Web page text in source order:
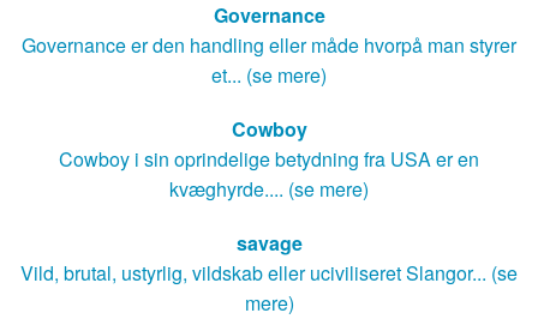
Governance
Governance er den handling eller måde hvorpå man styrer
et... (se mere)
Cowboy
Cowboy i sin oprindelige betydning fra USA er en
kvæghyrde.... (se mere)
savage
Vild, brutal, ustyrlig, vildskab eller uciviliseret Slangor... (se
mere)